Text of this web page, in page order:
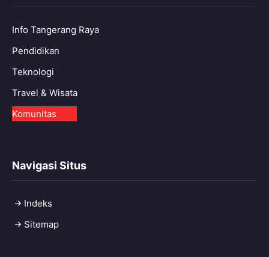
Info Tangerang Raya
Pendidikan
Teknologi
Travel & Wisata
Komunitas
Navigasi Situs
Indeks
Sitemap